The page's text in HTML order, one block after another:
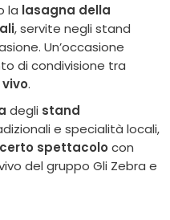
la lasagna della
, servite negli stand
Un’occasione
di condivisione tra
.
degli stand
e specialità locali,
spettacolo con
del gruppo Gli Zebra e